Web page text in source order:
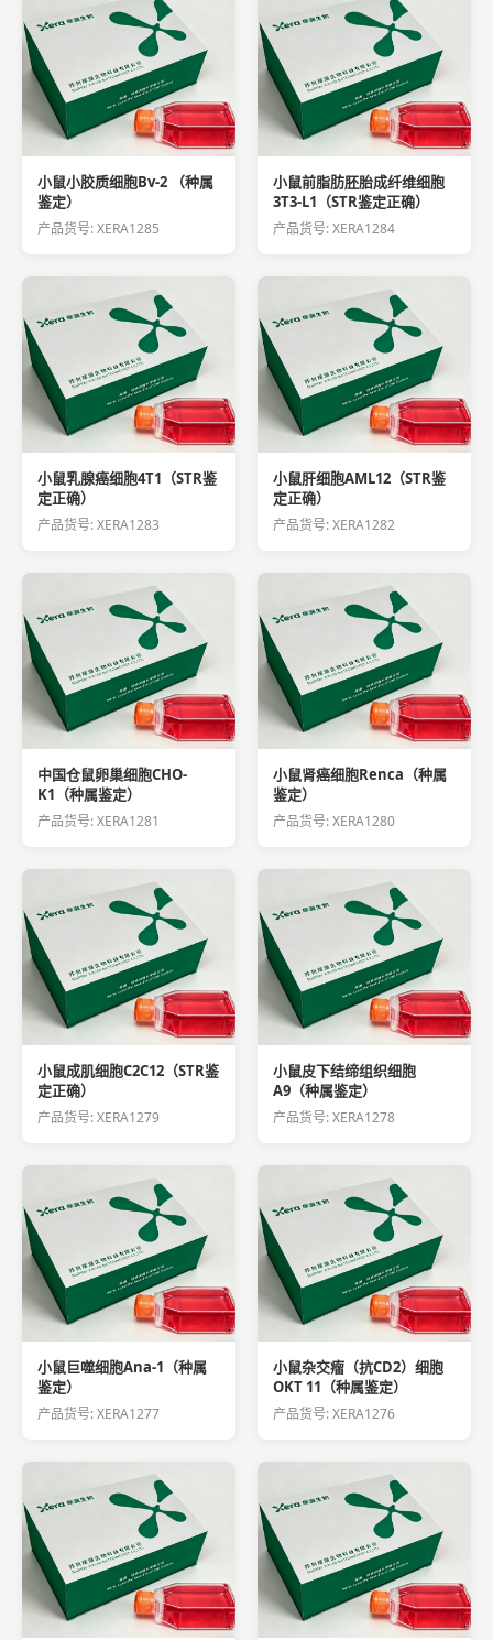
小鼠小胶质细胞Bv-2 （种属
鉴定）
产品货号: XERA1285
小鼠前脂肪胚胎成纤维细胞
3T3-L1（STR鉴定正确）
产品货号: XERA1284
小鼠乳腺癌细胞4T1（STR鉴
定正确）
产品货号: XERA1283
小鼠肝细胞AML12（STR鉴
定正确）
产品货号: XERA1282
中国仓鼠卵巢细胞CHO-
K1（种属鉴定）
产品货号: XERA1281
小鼠肾癌细胞Renca（种属
鉴定）
产品货号: XERA1280
小鼠成肌细胞C2C12（STR鉴
定正确）
产品货号: XERA1279
小鼠皮下结缔组织细胞
A9（种属鉴定）
产品货号: XERA1278
小鼠巨噬细胞Ana-1（种属
鉴定）
产品货号: XERA1277
小鼠杂交瘤（抗CD2）细胞
OKT 11（种属鉴定）
产品货号: XERA1276